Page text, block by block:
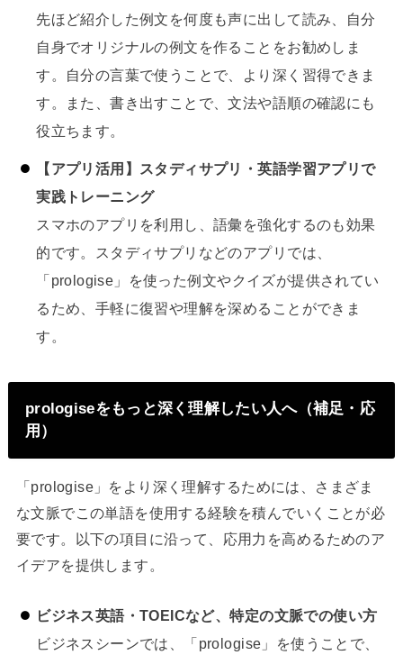
先ほど紹介した例文を何度も声に出して読み、自分
自身でオリジナルの例文を作ることをお勧めしま
す。自分の言葉で使うことで、より深く習得できま
す。また、書き出すことで、文法や語順の確認にも
役立ちます。
【アプリ活用】スタディサプリ・英語学習アプリで
実践トレーニング
スマホのアプリを利用し、語彙を強化するのも効果
的です。スタディサプリなどのアプリでは、
「prologise」を使った例文やクイズが提供されてい
るため、手軽に復習や理解を深めることができま
す。
prologiseをもっと深く理解したい人へ（補足・応
用）
「prologise」をより深く理解するためには、さまざま
な文脈でこの単語を使用する経験を積んでいくことが必
要です。以下の項目に沿って、応用力を高めるためのア
イデアを提供します。
ビジネス英語・TOEICなど、特定の文脈での使い方
ビジネスシーンでは、「prologise」を使うことで、